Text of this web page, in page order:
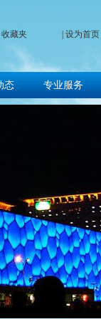
收藏夹 | 设为首页
态 专业服务